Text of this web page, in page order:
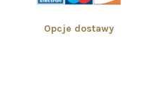
Opcje dostawy